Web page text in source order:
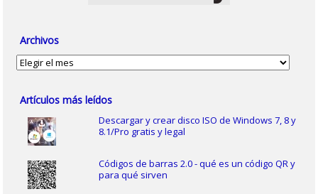
Archivos
Archivos
Artículos más leídos
Descargar y crear disco ISO de Windows 7, 8 y
8.1/Pro gratis y legal
Códigos de barras 2.0 - qué es un código QR y
para qué sirven